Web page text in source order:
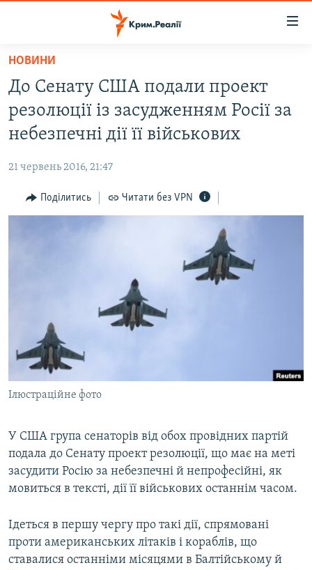
Перейти
основного
матеріалу
Перейти
до
основної
навігації
Перейти
до
ВОДА.КРИМ
ВІДЕО ТА ФОТО
БЛОГИ
ПОГЛЯД
ВІДЕОУРОКИ «ELIFBE»
СВІДЧЕННЯ ОКУПАЦІЇ
УКРАЇНСЬКА ПРОБЛЕМА КРИМУ
ІНФОГРАФІКА
ЯК ОБІЙТИ БЛОКУВАННЯ
Русский
Qırımtatar
ДОЛУЧАЙСЯ!
Усі сайти RFE/RL
НОВИНИ
До Сенату США подали проект
резолюції із засудженням Росії за
небезпечні дії її військових
21 червень 2016, 21:47
Поділитись Читати без VPN
Ілюстраційне фото
У США група сенаторів від обох провідних партій
подала до Сенату проект резолюції, що має на меті
засудити Росію за небезпечні й непрофесійні, як
мовиться в тексті, дії її військових останнім часом.
Ідеться в першу чергу про такі дії, спрямовані
проти американських літаків і кораблів, що
ставалися останніми місяцями в Балтійському й